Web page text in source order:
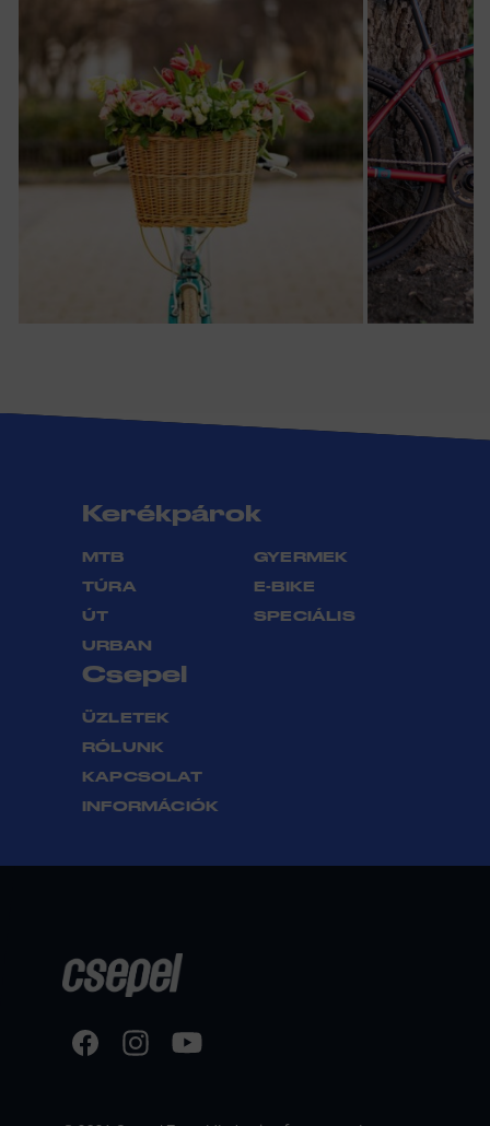
Kerékpárok
MTB
TÚRA
ÚT
URBAN
GYERMEK
E-BIKE
SPECIÁLIS
Csepel
ÜZLETEK
RÓLUNK
KAPCSOLAT
INFORMÁCIÓK